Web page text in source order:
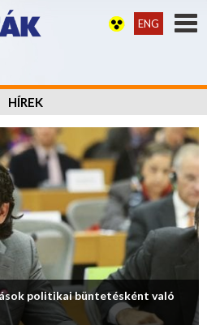
ENG
HÍREK
politikai büntetésként való